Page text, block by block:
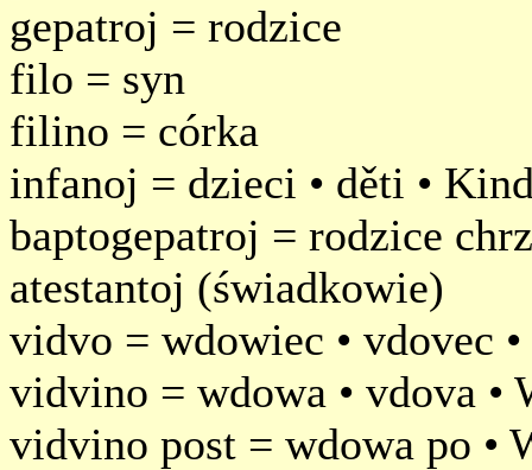
gepatroj = rodzice
filo = syn
filino = córka
infanoj = dzieci • děti •
baptogepatroj = rodzice
atestantoj (świadkowie)
vidvo = wdowiec • vdovec
vidvino = wdowa • vdova •
vidvino post = wdowa po •